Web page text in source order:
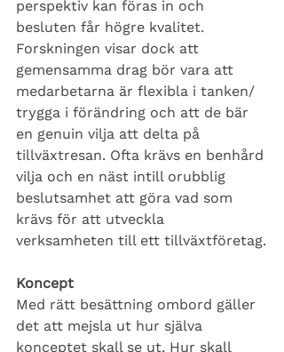
perspektiv kan föras in och
besluten får högre kvalitet.
Forskningen visar dock att
gemensamma drag bör vara att
medarbetarna är flexibla i tanken/
trygga i förändring och att de bär
en genuin vilja att delta på
tillväxtresan. Ofta krävs en benhård
vilja och en näst intill orubblig
beslutsamhet att göra vad som
krävs för att utveckla
verksamheten till ett tillväxtföretag.
Koncept
Med rätt besättning ombord gäller
det att mejsla ut hur själva
konceptet skall se ut. Hur skall